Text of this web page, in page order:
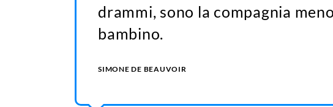
drammi, sono la compagnia
bambino.
SIMONE DE BEAUVOIR